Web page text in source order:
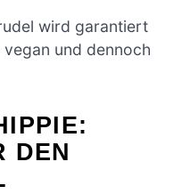
wird garantiert
und dennoch
DEN